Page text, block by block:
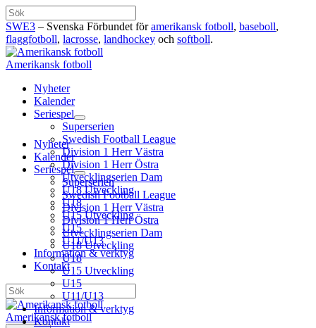
Hoppa
till
innehåll
Sök
SWE3 – Svenska Förbundet föramerikansk fotboll, baseboll,
flaggfotboll, lacrosse, landhockey och softboll.
Amerikansk fotboll
Nyheter
Kalender
Seriespel
Superserien
Swedish Football League
Division 1 Herr Västra
Division 1 Herr Östra
Utvecklingserien Dam
U18 Utveckling
U18
U15 Utveckling
U15
U11/U13
Information & verktyg
Kontakt
Sök
Amerikansk fotboll
Nyheter
Kalender
Seriespel
Superserien
Swedish Football League
Division 1 Herr Västra
Division 1 Herr Östra
Utvecklingserien Dam
U18 Utveckling
U18
U15 Utveckling
U15
U11/U13
Information & verktyg
Kontakt